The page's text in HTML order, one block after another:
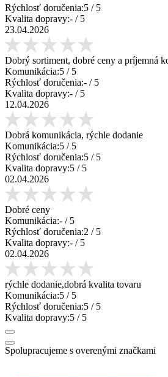
Rýchlosť doručenia:5 / 5
Kvalita dopravy:- / 5
23.04.2026
Dobrý sortiment, dobré ceny a príjemná
Komunikácia:5 / 5
Rýchlosť doručenia:- / 5
Kvalita dopravy:- / 5
12.04.2026
Dobrá komunikácia, rýchle dodanie
Komunikácia:5 / 5
Rýchlosť doručenia:5 / 5
Kvalita dopravy:5 / 5
02.04.2026
Dobré ceny
Komunikácia:- / 5
Rýchlosť doručenia:2 / 5
Kvalita dopravy:- / 5
02.04.2026
rýchle dodanie,dobrá kvalita tovaru
Komunikácia:5 / 5
Rýchlosť doručenia:5 / 5
Kvalita dopravy:5 / 5
Spolupracujeme s overenými značkami